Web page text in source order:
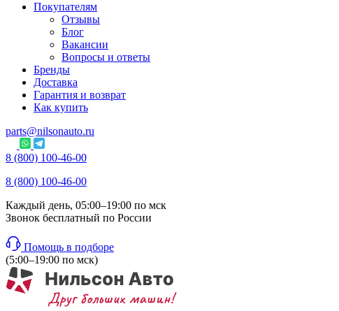
Покупателям
Отзывы
Блог
Вакансии
Вопросы и ответы
Бренды
Доставка
Гарантия и возврат
Как купить
parts@nilsonauto.ru
8 (800) 100-46-00
8 (800) 100-46-00
Каждый день, 05:00–19:00 по мск
Звонок бесплатный по России
Помощь в подборе
(5:00–19:00 по мск)